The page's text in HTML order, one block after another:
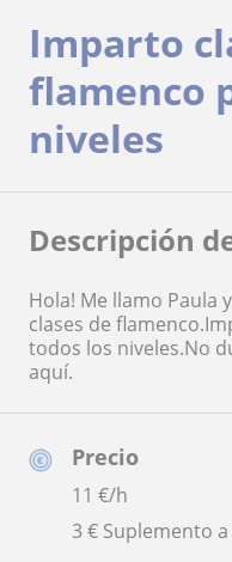
Precio
11 €/h
3 € Suplemento
Imparto
flamenco
niveles
Descripción
Hola! Me llamo Paula
clases de
todos los niveles.No
aquí.